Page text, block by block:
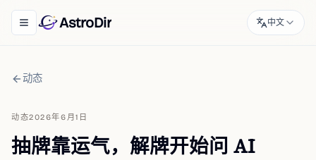
Toggle navigation menu
AstroDir 中文
动态
动态2026年6月1日
抽牌靠运气，解牌开始问 AI